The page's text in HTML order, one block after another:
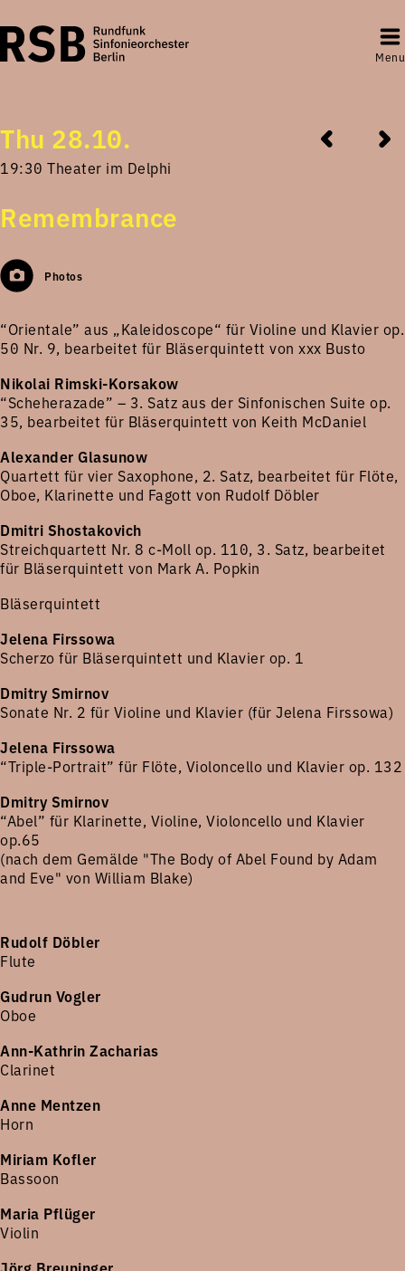
Menu
Thu 28.10.
19:30 Theater im Delphi
Remembrance
Photos
“Orientale” aus „Kaleidoscope“ für Violine und Klavier op.
50 Nr. 9, bearbeitet für Bläserquintett von xxx Busto
Nikolai Rimski-Korsakow
“Scheherazade” – 3. Satz aus der Sinfonischen Suite op.
35, bearbeitet für Bläserquintett von Keith McDaniel
Alexander Glasunow
Quartett für vier Saxophone, 2. Satz, bearbeitet für Flöte,
Oboe, Klarinette und Fagott von Rudolf Döbler
Dmitri Shostakovich
Streichquartett Nr. 8 c-Moll op. 110, 3. Satz, bearbeitet
für Bläserquintett von Mark A. Popkin
Bläserquintett
Jelena Firssowa
Scherzo für Bläserquintett und Klavier op. 1
Dmitry Smirnov
Sonate Nr. 2 für Violine und Klavier (für Jelena Firssowa)
Jelena Firssowa
“Triple-Portrait” für Flöte, Violoncello und Klavier op. 132
Dmitry Smirnov
“Abel” für Klarinette, Violine, Violoncello und Klavier
op.65
(nach dem Gemälde "The Body of Abel Found by Adam
and Eve" von William Blake)
Rudolf Döbler
Flute
Gudrun Vogler
Oboe
Ann-Kathrin Zacharias
Clarinet
Anne Mentzen
Horn
Miriam Kofler
Bassoon
Maria Pflüger
Violin